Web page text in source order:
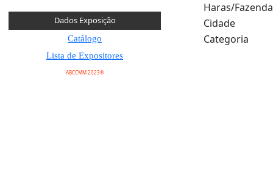
Dados Exposição
Catálogo
Lista de Expositores
ABCCMM 2023®
Haras/Fazenda
Cidade
Categoria